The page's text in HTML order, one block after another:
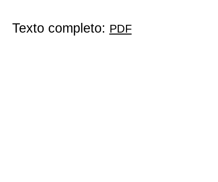
Texto completo: PDF